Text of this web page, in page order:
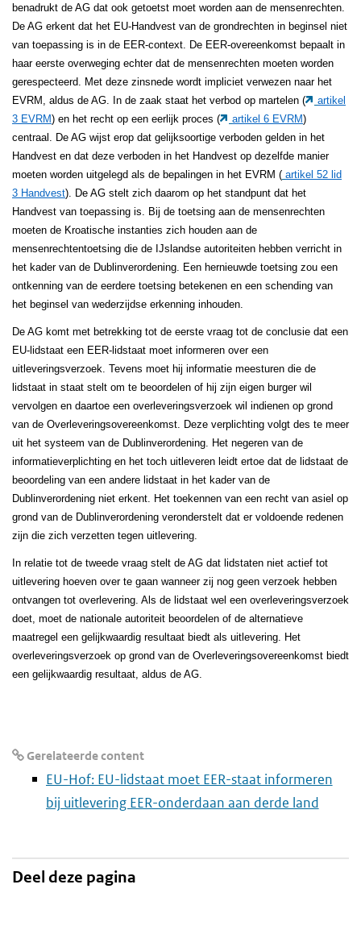
benadrukt de AG dat ook getoetst moet worden aan de mensenrechten.
De AG erkent dat het EU-Handvest van de grondrechten in beginsel niet
van toepassing is in de EER-context. De EER-overeenkomst bepaalt in
haar eerste overweging echter dat de mensenrechten moeten worden
gerespecteerd. Met deze zinsnede wordt impliciet verwezen naar het
EVRM, aldus de AG. In de zaak staat het verbod op martelen (
artikel
3 EVRM) en het recht op een eerlijk proces ( artikel 6 EVRM)
centraal. De AG wijst erop dat gelijksoortige verboden gelden in het
Handvest en dat deze verboden in het Handvest op dezelfde manier
moeten worden uitgelegd als de bepalingen in het EVRM ( artikel 52 lid
3 Handvest). De AG stelt zich daarom op het standpunt dat het
Handvest van toepassing is. Bij de toetsing aan de mensenrechten
moeten de Kroatische instanties zich houden aan de
mensenrechtentoetsing die de IJslandse autoriteiten hebben verricht in
het kader van de Dublinverordening. Een hernieuwde toetsing zou een
ontkenning van de eerdere toetsing betekenen en een schending van
het beginsel van wederzijdse erkenning inhouden.
De AG komt met betrekking tot de eerste vraag tot de conclusie dat een
EU-lidstaat een EER-lidstaat moet informeren over een
uitleveringsverzoek. Tevens moet hij informatie meesturen die de
lidstaat in staat stelt om te beoordelen of hij zijn eigen burger wil
vervolgen en daartoe een overleveringsverzoek wil indienen op grond
van de Overleveringsovereenkomst. Deze verplichting volgt des te meer
uit het systeem van de Dublinverordening. Het negeren van de
informatieverplichting en het toch uitleveren leidt ertoe dat de lidstaat de
beoordeling van een andere lidstaat in het kader van de
Dublinverordening niet erkent. Het toekennen van een recht van asiel op
grond van de Dublinverordening veronderstelt dat er voldoende redenen
zijn die zich verzetten tegen uitlevering.
In relatie tot de tweede vraag stelt de AG dat lidstaten niet actief tot
uitlevering hoeven over te gaan wanneer zij nog geen verzoek hebben
ontvangen tot overlevering. Als de lidstaat wel een overleveringsverzoek
doet, moet de nationale autoriteit beoordelen of de alternatieve
maatregel een gelijkwaardig resultaat biedt als uitlevering. Het
overleveringsverzoek op grond van de Overleveringsovereenkomst biedt
een gelijkwaardig resultaat, aldus de AG.
Gerelateerde content
EU-Hof: EU-lidstaat moet EER-staat informeren
bij uitlevering EER-onderdaan aan derde land
Deel deze pagina